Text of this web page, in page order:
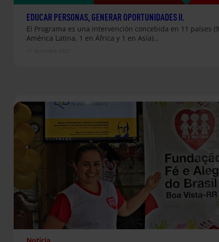
EDUCAR PERSONAS, GENERAR OPORTUNIDADES II.
El Programa es una intervención concebida en 11 países
América Latina, 1 en África y 1 en Asía)…
Noticia